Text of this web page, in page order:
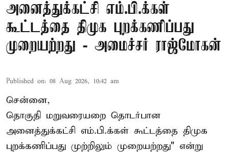
அனைத்துக்கட்சி எம்.பி.க்கள்
கூட்டத்தை திமுக புறக்கணிப்பது
முறையற்றது - அமைச்சர் ராஜ்மோகன்
Published on: 08 Aug 2026, 10:42 am
சென்னை,
தொகுதி மறுவரையறை தொடர்பான
அனைத்துக்கட்சி எம்.பி.க்கள் கூட்டத்தை திமுக
புறக்கணிப்பது முற்றிலும் முறையற்றது" என்று